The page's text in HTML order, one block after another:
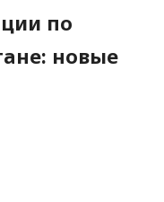
по
новые